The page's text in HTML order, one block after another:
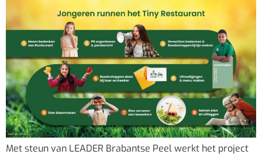
Met steun van LEADER Brabantse Peel werkt het project